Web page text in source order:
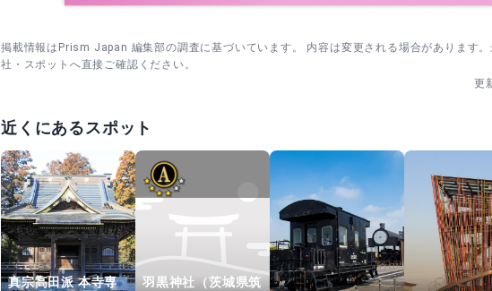
掲載情報はPrism Japan 編集部の調査に基づいています。 内容は変更される場合があります
社・スポットへ直接ご確認ください。
更
近くにあるスポット
真宗高田派 本寺専
羽黒神社（茨城県筑